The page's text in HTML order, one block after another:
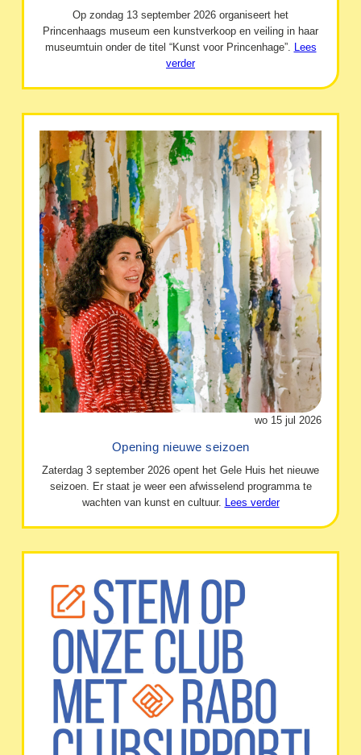
Op zondag 13 september 2026 organiseert het
Princenhaags museum een kunstverkoop en veiling in haar
museumtuin onder de titel “Kunst voor Princenhage”. Lees
verder
wo 15 jul 2026
Opening nieuwe seizoen
Zaterdag 3 september 2026 opent het Gele Huis het nieuwe
seizoen. Er staat je weer een afwisselend programma te
wachten van kunst en cultuur. Lees verder